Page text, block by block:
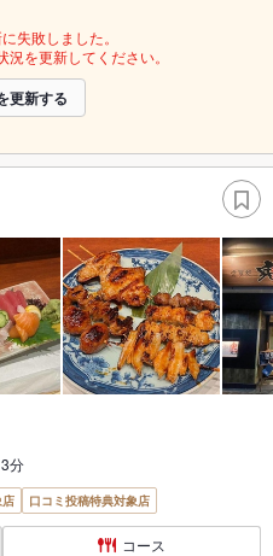
失敗しました。
を更新してください。
更新する
分
店 口コミ投稿特典対象店
コース